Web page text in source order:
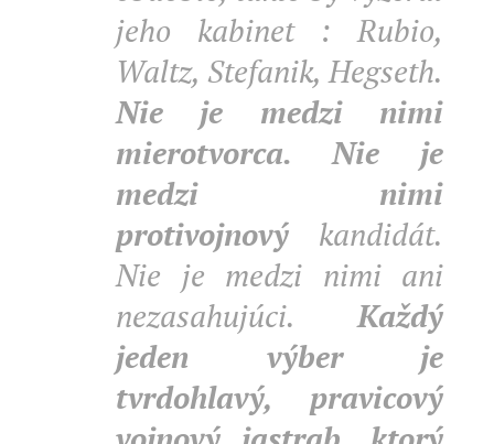
jeho kabinet : Rubio,
Waltz, Stefanik, Hegseth.
Nie je medzi nimi
mierotvorca.Nie je
medzi nimi
protivojnový kandidát.
Nie je medzi nimi ani
nezasahujúci.Každý
jeden výber je
tvrdohlavý, pravicový